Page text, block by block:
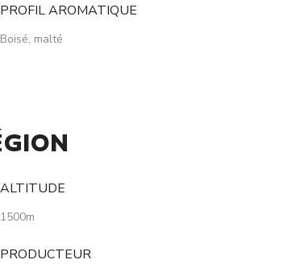
PROFIL AROMATIQUE
Boisé, malté
ALTITUDE
1500m
PRODUCTEUR